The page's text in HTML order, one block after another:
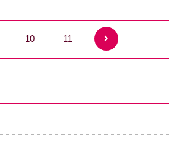
10 11